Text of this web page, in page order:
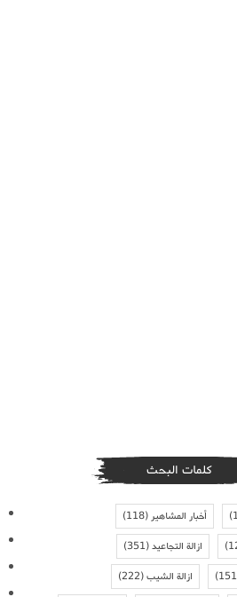
كلمات البحث
أخبار المشاهير(118)
ازالة التجاعيد(351)
ازالة الشيب(222)